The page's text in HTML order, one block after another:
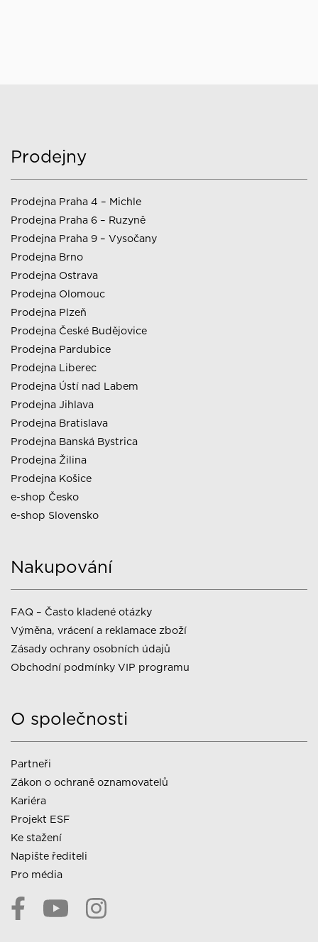
Prodejny
Prodejna Praha 4 – Michle
Prodejna Praha 6 – Ruzyně
Prodejna Praha 9 – Vysočany
Prodejna Brno
Prodejna Ostrava
Prodejna Olomouc
Prodejna Plzeň
Prodejna České Budějovice
Prodejna Pardubice
Prodejna Liberec
Prodejna Ústí nad Labem
Prodejna Jihlava
Prodejna Bratislava
Prodejna Banská Bystrica
Prodejna Žilina
Prodejna Košice
e-shop Česko
e-shop Slovensko
Nakupování
FAQ – Často kladené otázky
Výměna, vrácení a reklamace zboží
Zásady ochrany osobních údajů
Obchodní podmínky VIP programu
O společnosti
Partneři
Zákon o ochraně oznamovatelů
Kariéra
Projekt ESF
Ke stažení
Napište řediteli
Pro média